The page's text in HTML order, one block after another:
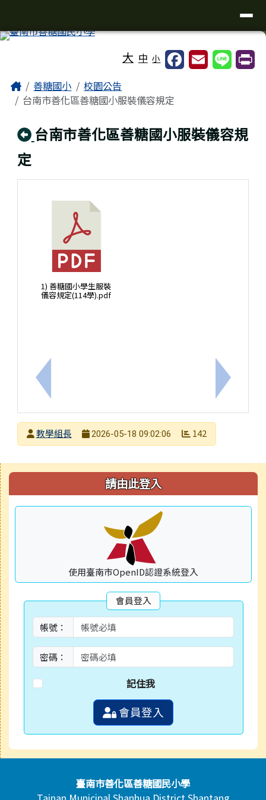
大 中 小
主內容區域
Home善糖國小
校園公告
台南市善化區善糖國小服裝儀容規定
回上頁
台南市善化區善糖國小服裝儀容規
定
上一筆：115學年教科書選用版本一覽表
1) 善糖國小學生服裝
儀容規定(114學).pdf
下一筆：
發布者
教學組長
2026-05-18 09:02:06 142
右邊區域內容 請由此登入
使用臺南市OpenID認證系統登入
會員登入
帳號：
密碼：
記住我
會員登入
頁尾區域
頁尾區域內容臺南市善化區善糖國民小學